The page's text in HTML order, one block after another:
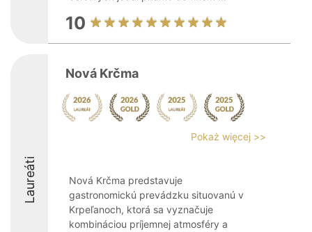
10
Laureáti
Nová Krčma
Pokaż więcej >>
Nová Krčma predstavuje
gastronomickú prevádzku situovanú v
Krpeľanoch, ktorá sa vyznačuje
kombináciou príjemnej atmosféry a